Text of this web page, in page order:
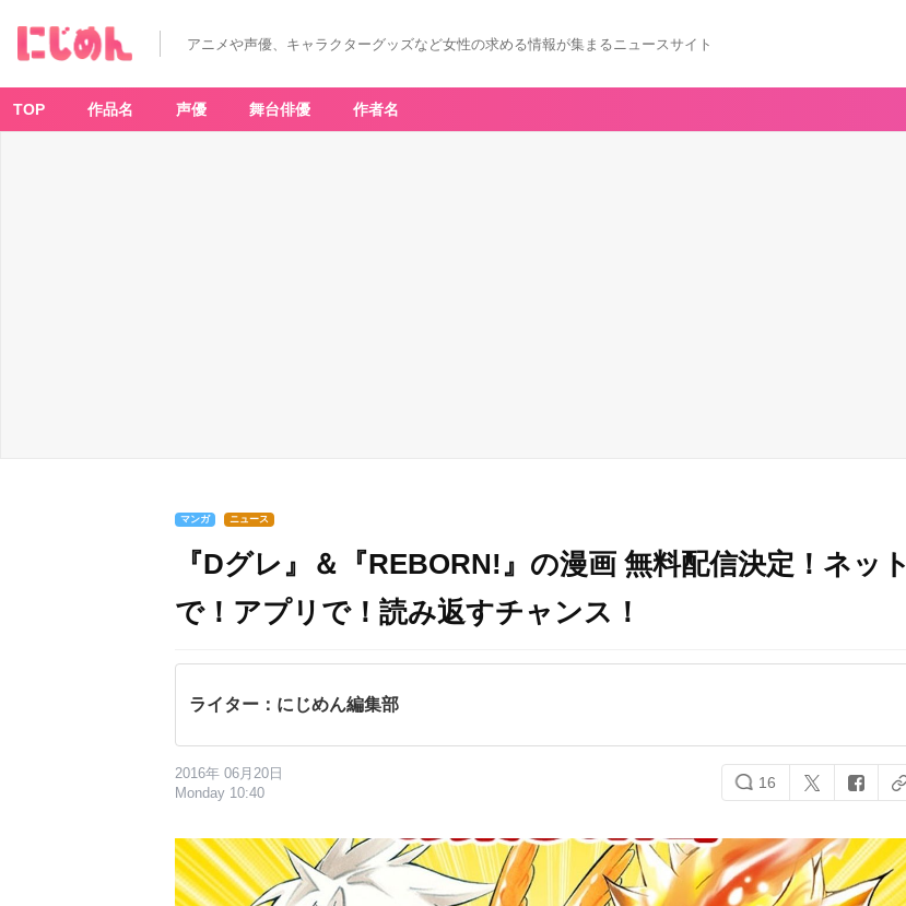
アニメや声優、キャラクターグッズなど女性の求める情報が集まるニュースサイト
TOP 作品名 声優 舞台俳優 作者名
マンガ ニュース
『Dグレ』＆『REBORN!』の漫画 無料配信決定！ネット
で！アプリで！読み返すチャンス！
ライター：にじめん編集部
2016年 06月20日
Monday 10:40
16